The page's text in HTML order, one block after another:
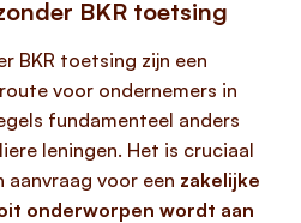
BKR toetsing
BKR toetsing zijn een
voor ondernemers in
fundamenteel anders
leningen. Het is cruciaal
voor een zakelijke
onderworpen wordt aan